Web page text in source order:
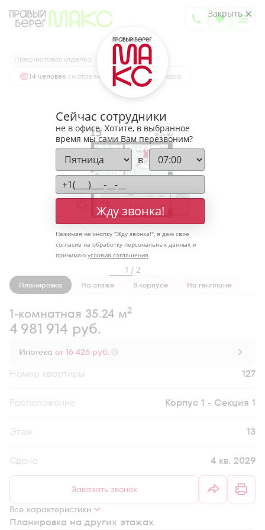
1-комнатная35.24 м2
4 981 914 руб.
Ипотекаот 16 426 руб.
Предчистовая отделка
14 человек смотрели эту квартиру за 24 часа
1 / 2
Планировка На этаже В корпусе На генплане
1-комнатная 35.24 м2
4 981 914 руб.
Ипотека от 16 426 руб.
Номер квартиры 127
Секция Корпус 1 - Секция 1
Этаж 13
Сдача 4 кв. 2029
Заказать звонок
Все характеристики
Планировка на других этажах
Закрыть
Сейчас сотрудники
не в офисе. Хотите, в выбранное
время мы сами Вам перезвоним?
в
Жду звонка!
Нажимая на кнопку "Жду звонка!", я даю свое
согласие на обработку персональных данных и
принимаю условия соглашения